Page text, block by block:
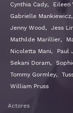
Cynthia Cady, Eileen
Gabrielle Mankiewicz,
Jenny Wood , Jess
Mathilde Marillier,
Nicoletta Mani, Paul
Sekani Doram,
Tommy Gormley,
William Pruss
Actores